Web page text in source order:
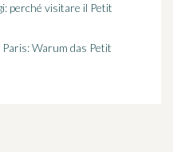
perché visitare il Petit
Warum das Petit